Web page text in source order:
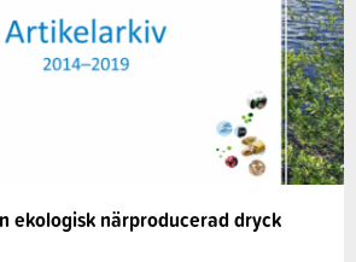
ekologisk närproducerad dryck